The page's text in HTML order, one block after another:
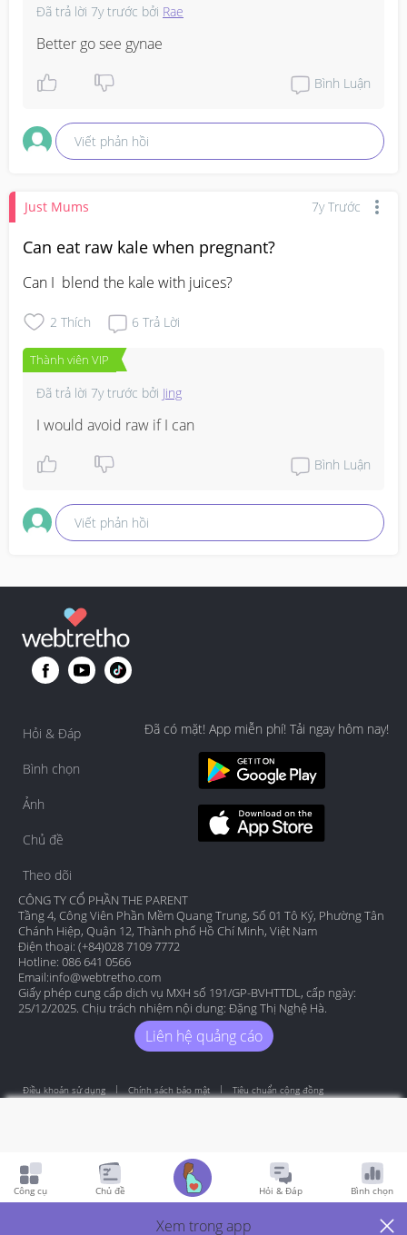
Đã trả lời 7y trước bởi Rae
Better go see gynae
Bình Luận
Viết phản hồi
Just Mums 7y Trước
Can eat raw kale when pregnant?
Can I  blend the kale with juices?
2 Thích 6 Trả Lời
Thành viên VIP
Đã trả lời 7y trước bởi Jing
I would avoid raw if I can
Bình Luận
Viết phản hồi
Hỏi & Đáp
Bình chọn
Ảnh
Chủ đề
Theo dõi
Đã có mặt! App miễn phí! Tải ngay hôm nay!
CÔNG TY CỔ PHẦN THE PARENT
Tầng 4, Công Viên Phần Mềm Quang Trung, Số 01 Tô Ký, Phường Tân
Chánh Hiệp, Quận 12, Thành phố Hồ Chí Minh, Việt Nam
Điện thoại: (+84)028 7109 7772
Hotline: 086 641 0566
Email:info@webtretho.com
Giấy phép cung cấp dịch vụ MXH số 191/GP-BVHTTDL, cấp ngày:
25/12/2025. Chịu trách nhiệm nội dung: Đặng Thị Nghệ Hà.
Liên hệ quảng cáo
Điều khoản sử dụng Chính sách bảo mật Tiêu chuẩn cộng đồng
Công cụ Chủ đề Hỏi & Đáp Bình chọn
Xem trong app